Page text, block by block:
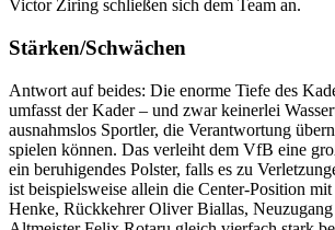
Victor Ziring schließen sich dem Team an.
Stärken/Schwächen
Antwort auf beides: Die enorme Tiefe des
umfasst der Kader – und zwar keinerlei
ausnahmslos Sportler, die Verantwortung
spielen können. Das verleiht dem VfB eine
ein beruhigendes Polster, falls es zu
ist beispielsweise allein die Center-Position
Henke, Rückkehrer Oliver Biallas,